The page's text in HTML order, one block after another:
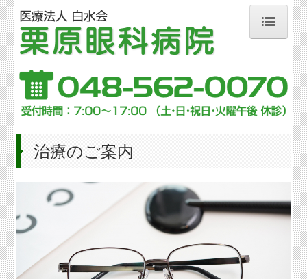
ホーム
病院案内
院長挨拶
交通案内
施設基準の表示
個人情報保護方針
外来のご案内
治療のご案内